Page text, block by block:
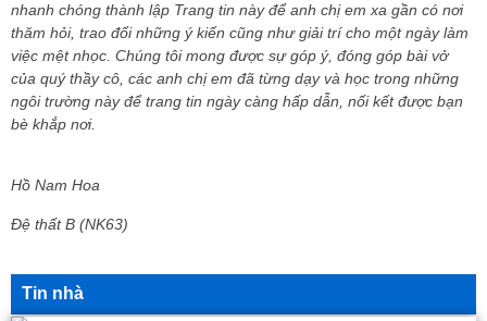
nhanh chóng thành lập Trang tin này để anh chị em xa gần có nơi
thăm hỏi, trao đổi những ý kiến cũng như giải trí cho một ngày làm
việc mệt nhọc. Chúng tôi mong được sự góp ý, đóng góp bài vở
của quý thầy cô, các anh chị em đã từng dạy và học trong những
ngôi trường này để trang tin ngày càng hấp dẫn, nối kết được bạn
bè khắp nơi.
Hồ Nam Hoa
Đệ thất B (NK63)
Tin nhà